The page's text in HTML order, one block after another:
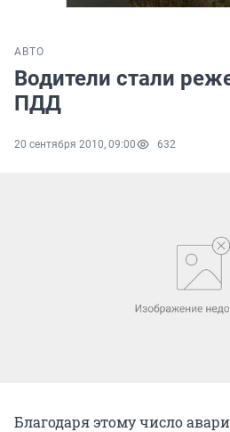
АВТО
Водители стали
ПДД
20 сентября 2010, 09:00 632
Благодаря этому число